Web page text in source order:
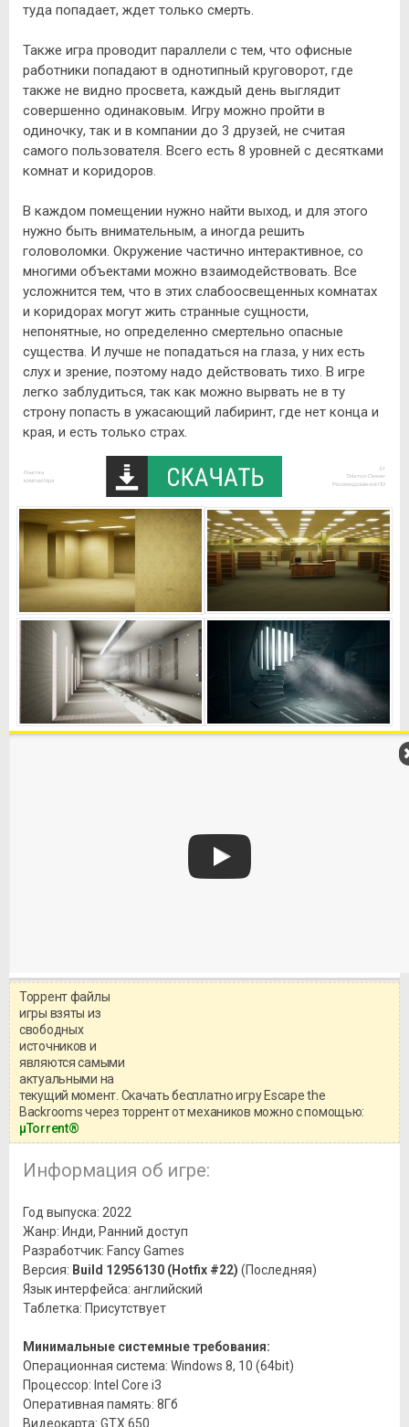
туда попадает, ждет только смерть.
Также игра проводит параллели с тем, что офисные
работники попадают в однотипный круговорот, где
также не видно просвета, каждый день выглядит
совершенно одинаковым. Игру можно пройти в
одиночку, так и в компании до 3 друзей, не считая
самого пользователя. Всего есть 8 уровней с десятками
комнат и коридоров.
В каждом помещении нужно найти выход, и для этого
нужно быть внимательным, а иногда решить
головоломки. Окружение частично интерактивное, со
многими объектами можно взаимодействовать. Все
усложнится тем, что в этих слабоосвещенных комнатах
и коридорах могут жить странные сущности,
непонятные, но определенно смертельно опасные
существа. И лучше не попадаться на глаза, у них есть
слух и зрение, поэтому надо действовать тихо. В игре
легко заблудиться, так как можно вырвать не в ту
строну попасть в ужасающий лабиринт, где нет конца и
края, и есть только страх.
Торрент файлы
игры взяты из
свободных
источников и
являются самыми
актуальными на
текущий момент. Скачать бесплатно игру Escape the
Backrooms через торрент от механиков можно с помощью:
μTorrent®
Информация об игре:
Год выпуска: 2022
Жанр: Инди, Ранний доступ
Разработчик: Fancy Games
Версия: Build 12956130 (Hotfix #22) (Последняя)
Язык интерфейса: английский
Таблетка: Присутствует
Минимальные системные требования:
Операционная система: Windows 8, 10 (64bit)
Процессор: Intel Core i3
Оперативная память: 8Гб
Видеокарта: GTX 650